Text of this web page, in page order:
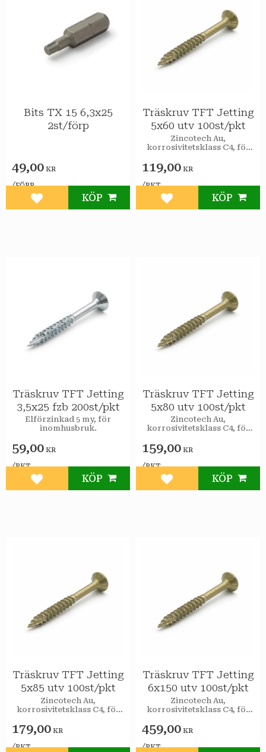
Bits TX 15 6,3x25
2st/förp
49,00 KR
/FÖRP
Lägg till i favoriter
KÖP
Träskruv TFT Jetting
5x60 utv 100st/pkt
Zincotech Au,
korrosivitetsklass C4, för
119,00 KR
/PKT
Lägg till i favoriter
KÖP
Träskruv TFT Jetting
3,5x25 fzb 200st/pkt
Elförzinkad 5 my, för
inomhusbruk.
59,00 KR
/PKT
Lägg till i favoriter
KÖP
Träskruv TFT Jetting
5x80 utv 100st/pkt
Zincotech Au,
korrosivitetsklass C4, för
159,00 KR
/PKT
Lägg till i favoriter
KÖP
Träskruv TFT Jetting
5x85 utv 100st/pkt
Zincotech Au,
korrosivitetsklass C4, för
179,00 KR
/PKT
Träskruv TFT Jetting
6x150 utv 100st/pkt
Zincotech Au,
korrosivitetsklass C4, för
459,00 KR
/PKT